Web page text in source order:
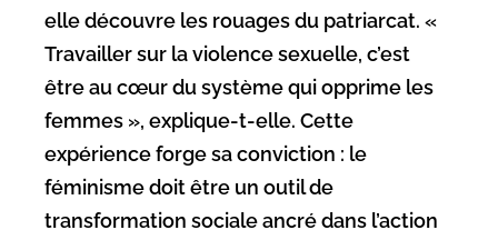
elle découvre les rouages du patriarcat. «
Travailler sur la violence sexuelle, c’est
être au cœur du système qui opprime les
femmes », explique-t-elle. Cette
expérience forge sa conviction : le
féminisme doit être un outil de
transformation sociale ancré dans l’action